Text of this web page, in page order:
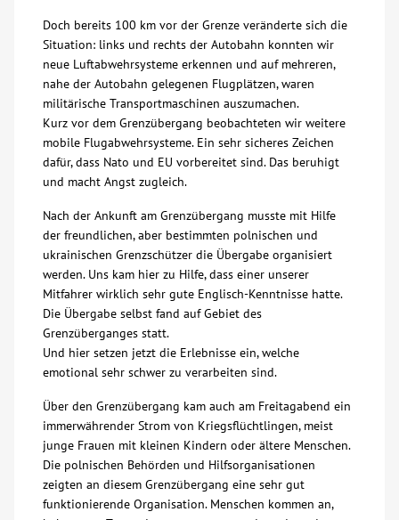
Doch bereits 100 km vor der Grenze veränderte sich die
Situation: links und rechts der Autobahn konnten wir
neue Luftabwehrsysteme erkennen und auf mehreren,
nahe der Autobahn gelegenen Flugplätzen, waren
militärische Transportmaschinen auszumachen.
Kurz vor dem Grenzübergang beobachteten wir weitere
mobile Flugabwehrsysteme. Ein sehr sicheres Zeichen
dafür, dass Nato und EU vorbereitet sind. Das beruhigt
und macht Angst zugleich.
Nach der Ankunft am Grenzübergang musste mit Hilfe
der freundlichen, aber bestimmten polnischen und
ukrainischen Grenzschützer die Übergabe organisiert
werden. Uns kam hier zu Hilfe, dass einer unserer
Mitfahrer wirklich sehr gute Englisch-Kenntnisse hatte.
Die Übergabe selbst fand auf Gebiet des
Grenzüberganges statt.
Und hier setzen jetzt die Erlebnisse ein, welche
emotional sehr schwer zu verarbeiten sind.
Über den Grenzübergang kam auch am Freitagabend ein
immerwährender Strom von Kriegsflüchtlingen, meist
junge Frauen mit kleinen Kindern oder ältere Menschen.
Die polnischen Behörden und Hilfsorganisationen
zeigten an diesem Grenzübergang eine sehr gut
funktionierende Organisation. Menschen kommen an,